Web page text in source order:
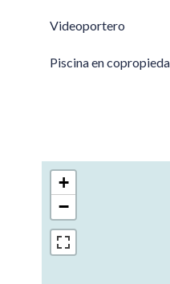
Videoportero
Piscina en
+
−